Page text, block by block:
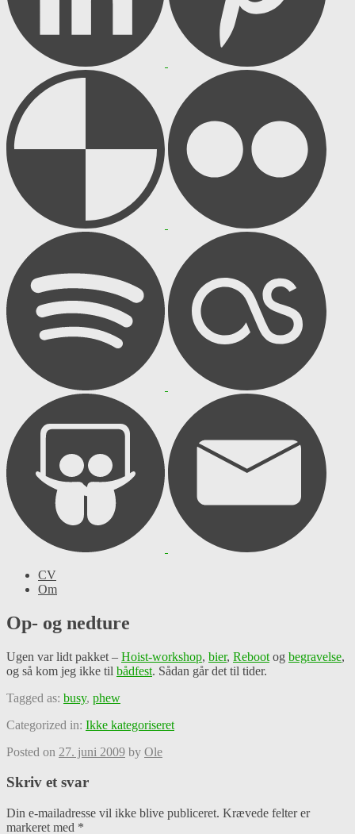
CV
Om
Op- og nedture
Ugen var lidt pakket – Hoist-workshop, bier, Reboot og begravelse,
og så kom jeg ikke til bådfest. Sådan går det til tider.
Tagged as: busy, phew
Categorized in: Ikke kategoriseret
Posted on 27. juni 2009 by Ole
Skriv et svar
Din e-mailadresse vil ikke blive publiceret. Krævede felter er
markeret med *